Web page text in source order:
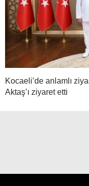
Kocaeli’de anlamlı
Aktaş’ı ziyaret etti